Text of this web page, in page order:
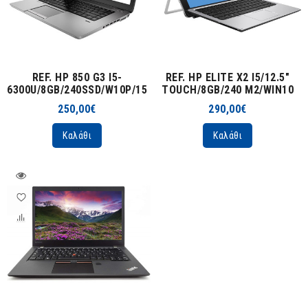
REF. HP 850 G3 I5-
6300U/8GB/240SSD/W10P/15.6"
250,00€
Καλάθι
REF. HP ELITE X2 I5/12.5"
TOUCH/8GB/240 M2/WIN10
290,00€
Καλάθι